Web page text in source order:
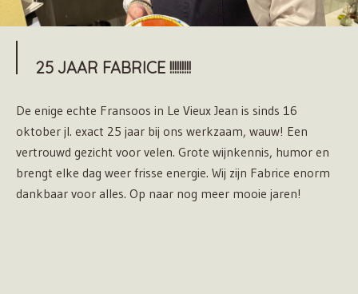
25 JAAR FABRICE !!!!!!!!!
De enige echte Fransoos in Le Vieux Jean is sinds 16
oktober jl. exact 25 jaar bij ons werkzaam, wauw! Een
vertrouwd gezicht voor velen. Grote wijnkennis, humor en
brengt elke dag weer frisse energie. Wij zijn Fabrice enorm
dankbaar voor alles. Op naar nog meer mooie jaren!